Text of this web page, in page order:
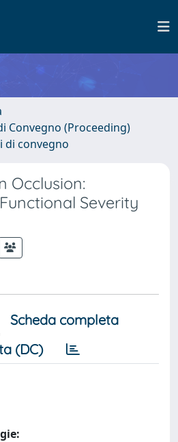
Convegno (Proceeding)
di convegno
Occlusion:
Severity
Scheda completa
(DC)